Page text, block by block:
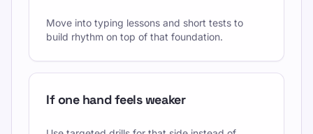
Move into typing lessons and short tests to
build rhythm on top of that foundation.
If one hand feels weaker